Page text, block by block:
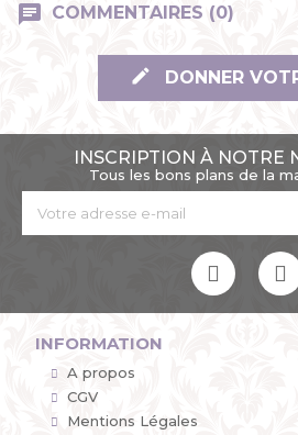
COMMENTAIRES (0)
DONNER
INSCRIPTION À NOTRE
Tous les bons plans de la
INFORMATION
A propos
CGV
Mentions Légales